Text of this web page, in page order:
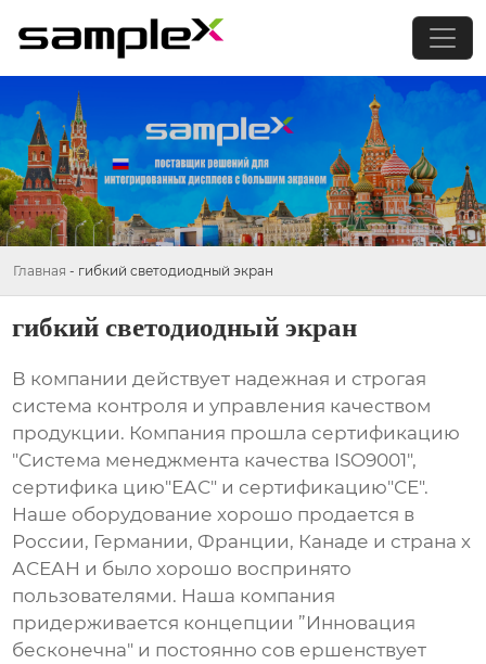
Главная - гибкий светодиодный экран
гибкий светодиодный экран
В компании действует надежная и строгая
система контроля и управления качеством
продукции. Компания прошла сертификацию
"Система менеджмента качества ISO9001",
сертифика цию"ЕАС" и сертификацию"СЕ".
Наше оборудование хорошо продается в
России, Германии, Франции, Канаде и страна х
АСЕАН и было хорошо воспринято
пользователями. Наша компания
придерживается концепции ”Инновация
бесконечна" и постоянно сов ершенствует